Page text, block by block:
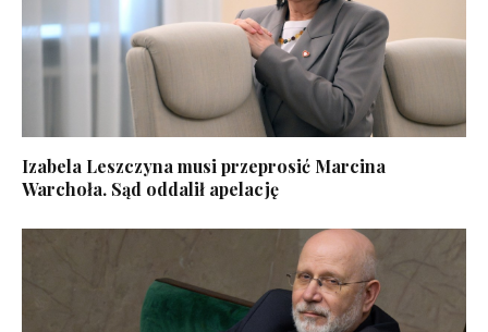
Izabela Leszczyna musi przeprosić Marcina
Warchoła. Sąd oddalił apelację